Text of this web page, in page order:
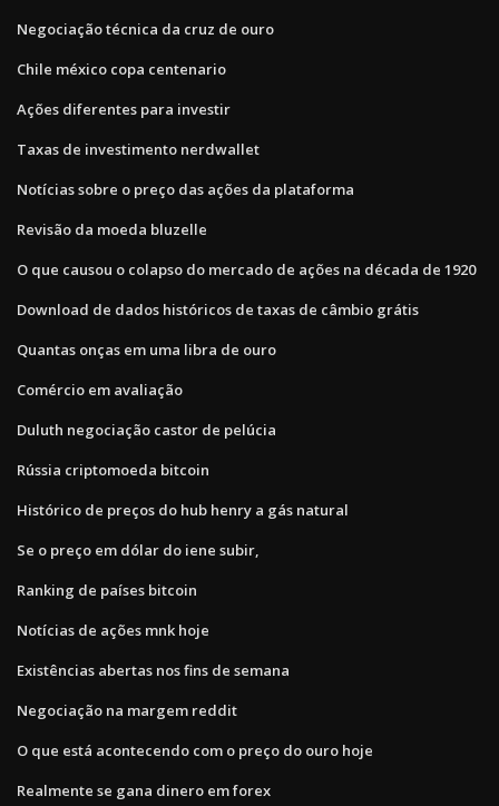
Negociação técnica da cruz de ouro
Chile méxico copa centenario
Ações diferentes para investir
Taxas de investimento nerdwallet
Notícias sobre o preço das ações da plataforma
Revisão da moeda bluzelle
O que causou o colapso do mercado de ações na década de 1920
Download de dados históricos de taxas de câmbio grátis
Quantas onças em uma libra de ouro
Comércio em avaliação
Duluth negociação castor de pelúcia
Rússia criptomoeda bitcoin
Histórico de preços do hub henry a gás natural
Se o preço em dólar do iene subir,
Ranking de países bitcoin
Notícias de ações mnk hoje
Existências abertas nos fins de semana
Negociação na margem reddit
O que está acontecendo com o preço do ouro hoje
Realmente se gana dinero em forex